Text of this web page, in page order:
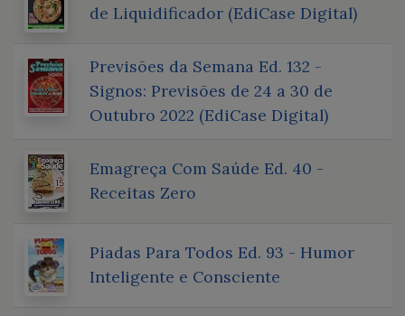
de Liquidificador (EdiCase Digital)
Previsões da Semana Ed. 132 -
Signos: Previsões de 24 a 30 de
Outubro 2022 (EdiCase Digital)
Emagreça Com Saúde Ed. 40 -
Receitas Zero
Piadas Para Todos Ed. 93 - Humor
Inteligente e Consciente